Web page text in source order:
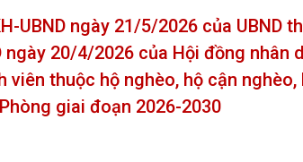
UBND ngày 21/5/2026 của UBND
20/4/2026 của Hội đồng nhân
viên thuộc hộ nghèo, hộ cận
giai đoạn 2026-2030